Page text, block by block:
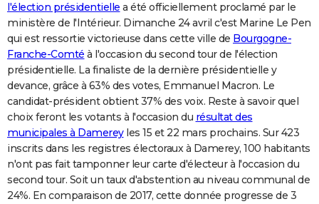
l'élection présidentielle a été officiellement proclamé par le
ministère de l'Intérieur. Dimanche 24 avril c'est Marine Le Pen
qui est ressortie victorieuse dans cette ville de Bourgogne-
Franche-Comté à l'occasion du second tour de l'élection
présidentielle. La finaliste de la dernière présidentielle y
devance, grâce à 63% des votes, Emmanuel Macron. Le
candidat-président obtient 37% des voix. Reste à savoir quel
choix feront les votants à l'occasion du résultat des
municipales à Damereyles 15 et 22 mars prochains. Sur 423
inscrits dans les registres électoraux à Damerey, 100 habitants
n'ont pas fait tamponner leur carte d'électeur à l'occasion du
second tour. Soit un taux d'abstention au niveau communal de
24%. En comparaison de 2017, cette donnée progresse de 3